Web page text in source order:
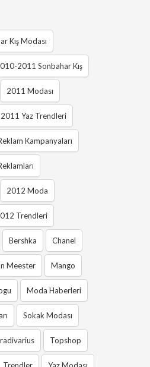
Kış Modası
2011 Sonbahar Kış
2011 Modası
2011 Yaz Trendleri
Kampanyaları
2012 Moda
Trendleri
Bershka Chanel
Meester Mango
Moda Haberleri
Sokak Modası
Topshop